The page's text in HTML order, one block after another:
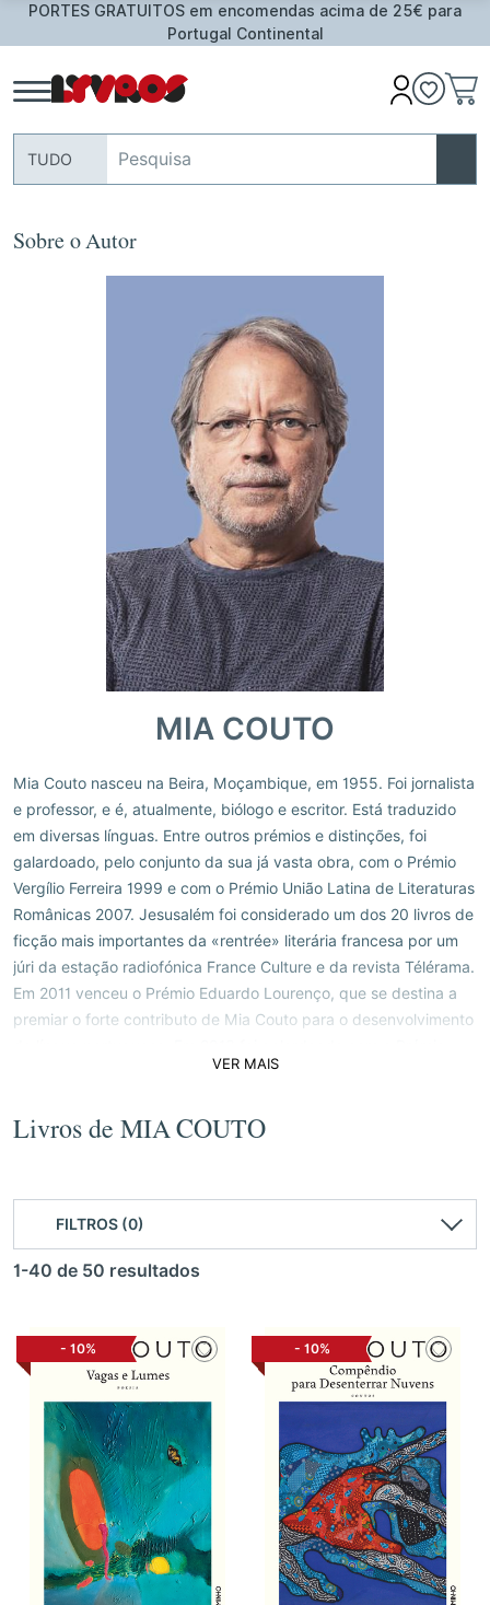
PORTES GRATUITOS em encomendas acima de 25€ para
Portugal Continental
TUDO
Sobre o Autor
MIA COUTO
Mia Couto nasceu na Beira, Moçambique, em 1955. Foi jornalista
e professor, e é, atualmente, biólogo e escritor. Está traduzido
em diversas línguas. Entre outros prémios e distinções, foi
galardoado, pelo conjunto da sua já vasta obra, com o Prémio
Vergílio Ferreira 1999 e com o Prémio União Latina de Literaturas
Românicas 2007. Jesusalém foi considerado um dos 20 livros de
ficção mais importantes da «rentrée» literária francesa por um
júri da estação radiofónica France Culture e da revista Télérama.
Em 2011 venceu o Prémio Eduardo Lourenço, que se destina a
premiar o forte contributo de Mia Couto para o desenvolvimento
Camões e com o prémio norte-americano Neustadt. Em 2015 foi
Desenterrar Nuvens ganhou o Grande Prémio do Conto
Internacional do Livro de Guadalajara (México).
VER MAIS
Livros de MIA COUTO
FILTROS (0)
1-40 de 50 resultados
- 10% - 10%